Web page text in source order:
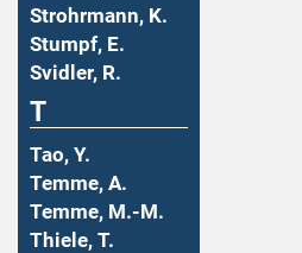
Strohrmann, K.
Stumpf, E.
Svidler, R.
T
Tao, Y.
Temme, A.
Temme, M.-M.
Thiele, T.